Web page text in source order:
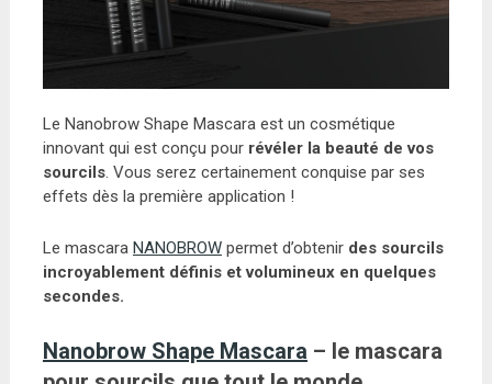
Le Nanobrow Shape Mascara est un cosmétique
innovant qui est conçu pour révéler la beauté de vos
sourcils. Vous serez certainement conquise par ses
effets dès la première application !
Le mascara NANOBROWpermet d’obtenir des sourcils
incroyablement définis et volumineux en quelques
secondes.
Nanobrow Shape Mascara – le mascara